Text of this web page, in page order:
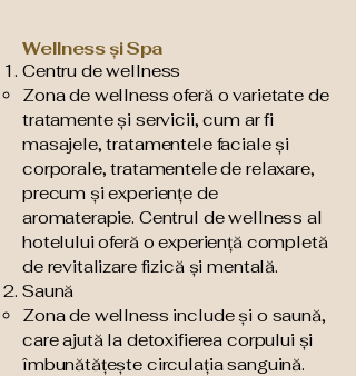
Wellness șiSpa
Centru de wellness​
Zona de wellness oferă o varietate de
tratamente și servicii, cum ar fi
masajele, tratamentele faciale și
corporale, tratamentele de relaxare,
precum și experiențe de
aromaterapie. Centrul de wellness al
hotelului oferă o experiență completă
de revitalizare fizică și mentală.
Saună
Zona de wellness include și o saună,
care ajută la detoxifierea corpului și
îmbunătățește circulația sanguină.